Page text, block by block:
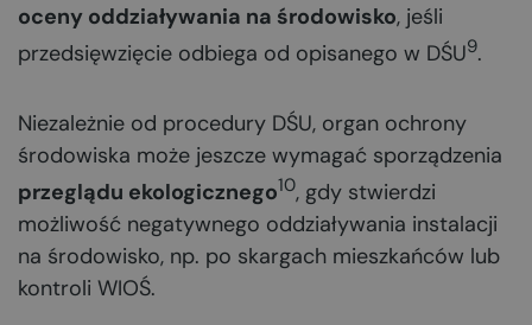
oceny oddziaływania na środowisko, jeśli
przedsięwzięcie odbiega od opisanego w DŚU9.
Niezależnie od procedury DŚU, organ ochrony
środowiska może jeszcze wymagać sporządzenia
przeglądu ekologicznego10, gdy stwierdzi
możliwość negatywnego oddziaływania instalacji
na środowisko, np. po skargach mieszkańców lub
kontroli WIOŚ.